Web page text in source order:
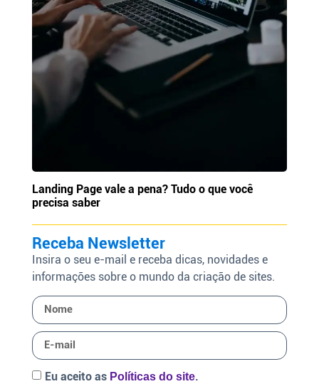
Landing Page vale a pena? Tudo o que você
precisa saber
Receba Newsletter
Insira o seu e-mail e receba dicas, novidades e
informações sobre o mundo da criação de sites.
Eu aceito as Políticas do site.